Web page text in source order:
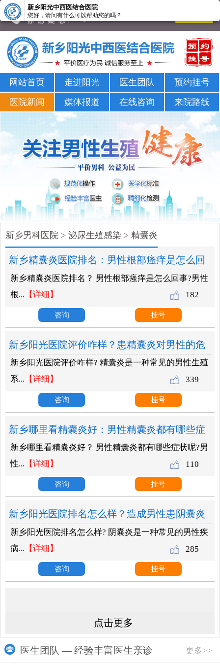
新乡男科医院-新乡市正规男科医院-新乡阳光男科医院
网站首页 走进阳光 医生团队
预约挂号
医院新闻
媒体报道 在线咨询 来院路线
新乡男科医院 >泌尿生殖感染 >精囊炎
新乡精囊炎医院排名：男性根部瘙痒是怎么回
事？
182
新乡精囊炎医院排名？ 男性根部瘙痒是怎么回事?男性
根... 【详细】
咨询 挂号
新乡阳光医院评价咋样？患精囊炎对男性的危
害？
339
新乡阳光医院评价咋样? 精囊炎是一种常见的男性生殖
系... 【详细】
咨询 挂号
新乡哪里看精囊炎好：男性精囊炎都有哪些症
状？
110
新乡哪里看精囊炎好？ 男性精囊炎都有哪些症状呢?男
性... 【详细】
咨询 挂号
新乡阳光医院排名怎么样？造成男性患阴囊炎
的原因有哪些？
285
新乡阳光医院排名怎么样? 阴囊炎是一种常见的男性疾
病... 【详细】
咨询 挂号
点击更多
医生团队 — 经验丰富医生亲诊 更多>>
新乡阳光中西医结合医院
您好，请问有什么可以帮助您的吗？